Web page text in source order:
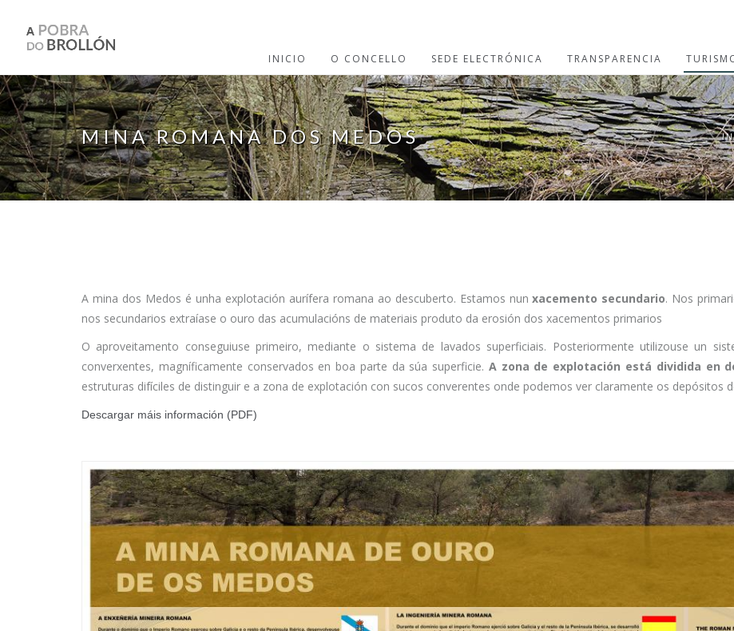
INICIO O CONCELLO SEDE ELECTRÓNICA TRANSPARENCIA
MINA ROMANA DOS MEDOS
A mina dos Medos é unha explotación aurífera romana ao descuberto. Estamos nun xacemento secundario. Nos
nos secundarios extraíase o ouro das acumulacións de materiais produto da erosión dos xacementos primarios
O aproveitamento conseguiuse primeiro, mediante o sistema de lavados superficiais. Posteriormente utilizouse un
converxentes, magníficamente conservados en boa parte da súa superficie. A zona de explotación está dividida en
estruturas difíciles de distinguir e a zona de explotación con sucos converentes onde podemos ver claramente os depósitos
Descargar máis información (PDF)